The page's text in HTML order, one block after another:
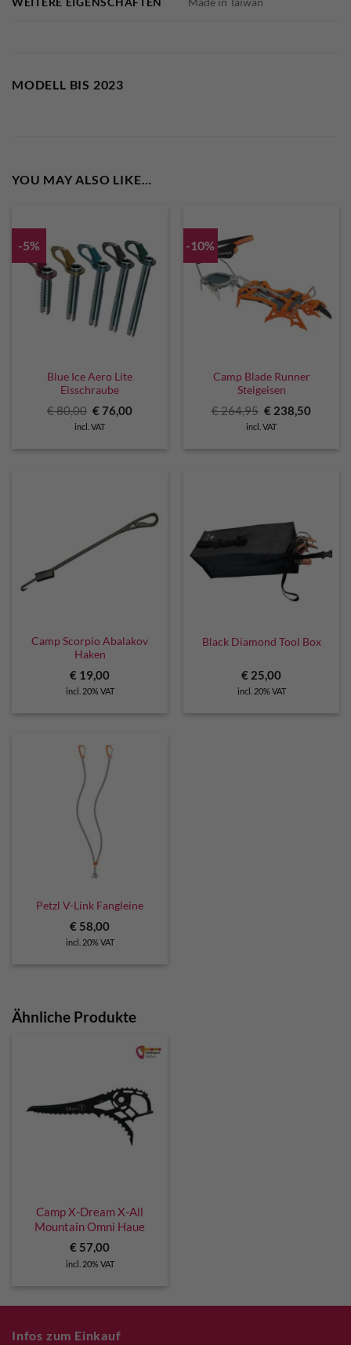
MODELL BIS 2023
YOU MAY ALSO LIKE…
-5%
Blue Ice Aero Lite
Eisschraube
€80,00 Original
price
was:
€76,00Current
incl. VAT
-10%
Camp Blade Runner
Steigeisen
€264,95 Original
price
was:
€ 238,50Current
incl. VAT
Camp Scorpio Abalakov
Haken
€ 19,00
incl. 20% VAT
Black Diamond Tool Box
€ 25,00
incl. 20% VAT
Petzl V-Link Fangleine
€ 58,00
incl. 20% VAT
Ähnliche Produkte
Camp X-Dream X-All
Mountain Omni Haue
€ 57,00
incl. 20% VAT
Infos zum Einkauf